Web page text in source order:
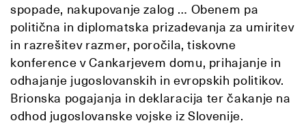
spopade, nakupovanje zalog … Obenem pa
politična in diplomatska prizadevanja za umiritev
in razrešitev razmer, poročila, tiskovne
konference v Cankarjevem domu, prihajanje in
odhajanje jugoslovanskih in evropskih politikov.
Brionska pogajanja in deklaracija ter čakanje na
odhod jugoslovanske vojske iz Slovenije.